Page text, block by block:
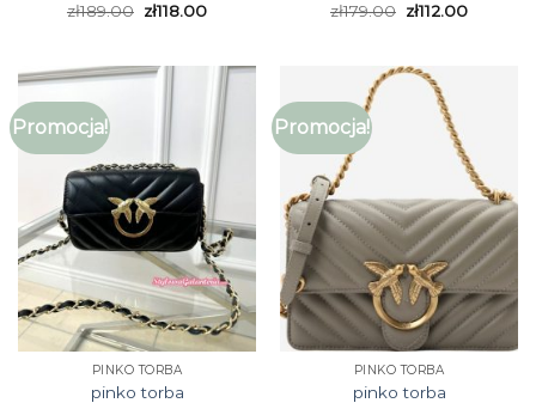
zł189.00 zł118.00
zł179.00 zł112.00
Promocja!
PINKO TORBA
pinko torba
Promocja!
PINKO TORBA
pinko torba